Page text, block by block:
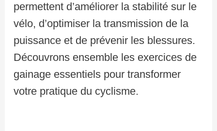
permettent d’améliorer la stabilité sur le
vélo, d’optimiser la transmission de la
puissance et de prévenir les blessures.
Découvrons ensemble les exercices de
gainage essentiels pour transformer
votre pratique du cyclisme.